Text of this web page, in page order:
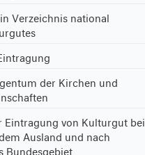
Verzeichnis national
der Kirchen und
Eintragung von Kulturgut bei
Ausland und nach
Bundesgebiet